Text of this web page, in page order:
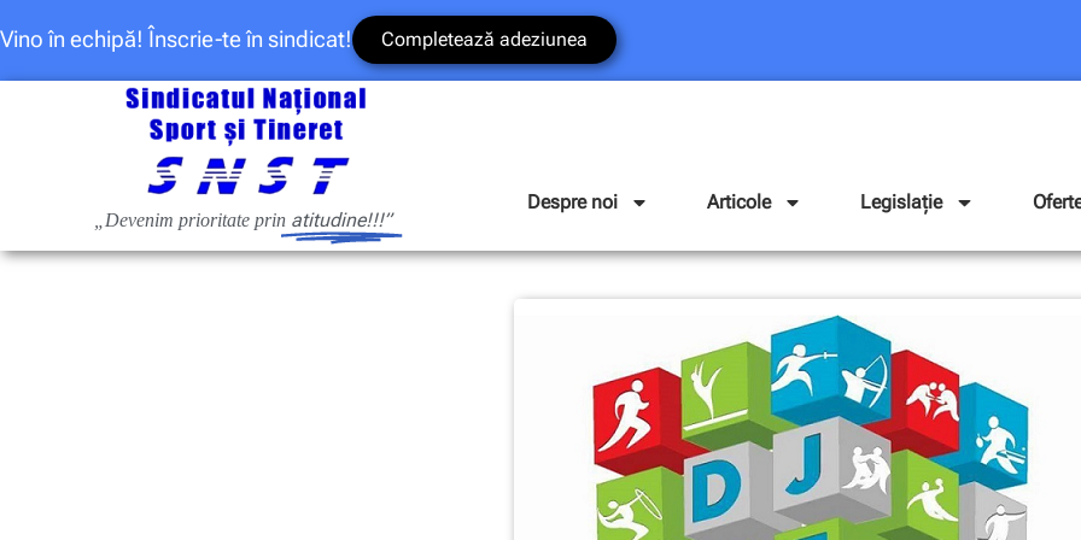
Vino în echipă! Înscrie-te în sindicat! Completează adeziunea
„Devenim prioritate prin atitudine!!!”
Despre noi Articole Legislație